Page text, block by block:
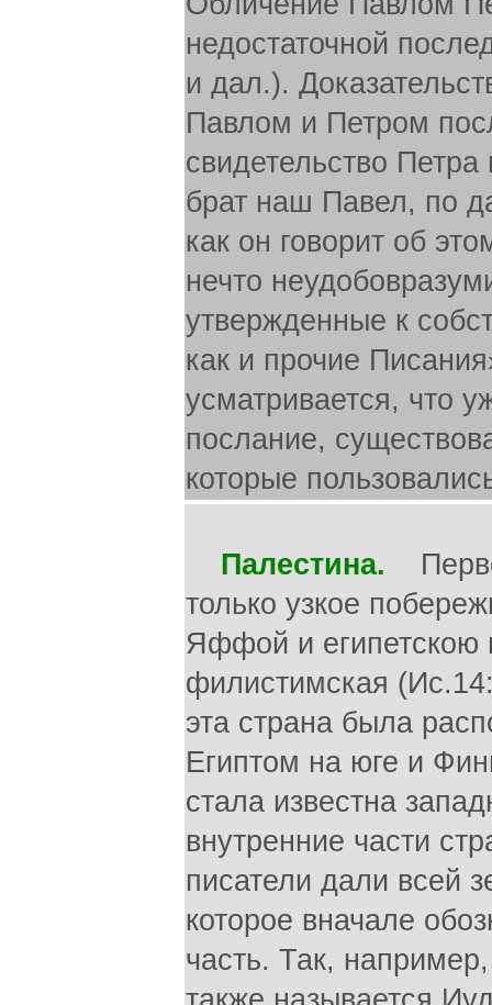
Палестина. Первоначально это название обозначало только узкое побережье в юго-западной части Ханаана, между Яффой и египетскою границею — Палешет или земля филистимская (Ис.14:29; Иер 25:20); но благодаря тому, что эта страна была расположена при море, на пути между Египтом на юге и Финикией, Сирией и Ассирией на севере, она стала известна западному миру раньше, нежели прочие внутренние части страны. Поэтому греческие и римские писатели дали всей земле, населенной евреями, название, которое вначале обозначало только маленькую западную ее часть. Так, например, Птолемей говорит о Палестине, которая также называется Иудеею. С тех пор израильскую землю стали называть Палестиной. Эта Ханаанская земля (Быт. 125; Деян. 7:11), в которой патриархи жили, как пришельцы, и которой сыны Израилевы после выхода из Египта овладели, под предводительством Иисуса Навина. Она называлась ими различно, например: «земля евреев» (Быт. 40-15); «земля сынов Израилевых» (И. Нав. 11:22); «земля Израилева» (1 Цар. 13:19; Мат 2-21). Это последнее название после смерти Соломона стало употребляться в более узком смысле, обозначая только северную часть Палестины, именно, царство 10 колен Израилевых (4 Цар. 5: 2; сравни «Израиль»); «Иудея» (Аг. 1:1); «Иудейская земля» (Иер. 39: 10; Неем. 5:14); «Иудея» (Лук. 1: 5, 2-4; Деян 1:8); это последнее название обозначает в более узком смысле только часть Палестины, в